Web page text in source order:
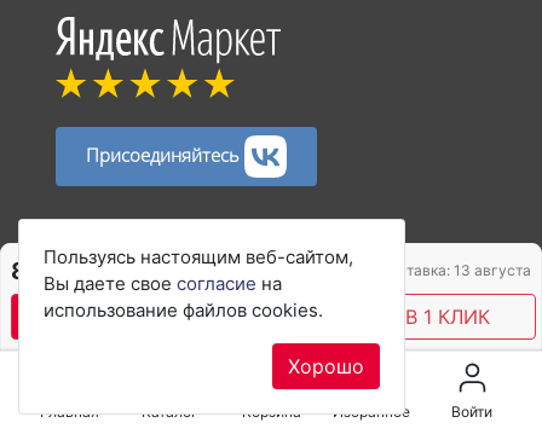
Присоединяйтесь
Способы оплаты:
© 2017–2026 rieker-shop.ru Первый официальный
интернет-магазин обувиRiekerв России
Пользуясь настоящим веб-сайтом,
Вы даете свое согласие на
использование файлов cookies.
Хорошо
8 450 ₽ Доставка: 13 августа
В КОРЗИНУ КУПИТЬ В 1 КЛИК
Главная Каталог Корзина Избранное Войти